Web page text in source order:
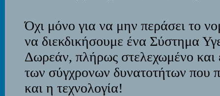
Όχι μόνο για να μην περάσει το
να διεκδικήσουμε ένα Σύστημα
Δωρεάν, πλήρως στελεχωμένο και
των σύγχρονων δυνατοτήτων που
και η τεχνολογία!